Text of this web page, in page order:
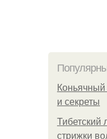
Коньячный
и секреты
Тибетский
стрижки